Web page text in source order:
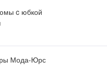
278c юбкой
Мода-Юрс